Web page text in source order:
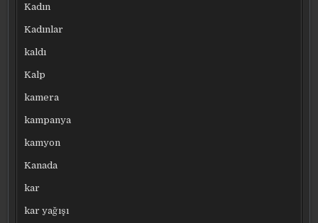
Kadın
Kadınlar
kaldı
Kalp
kamera
kampanya
kamyon
Kanada
kar
kar yağışı